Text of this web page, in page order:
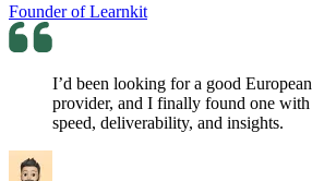
Founder of Learnkit
I’d been looking for a good
provider, and I finally found one
speed, deliverability, and insights.